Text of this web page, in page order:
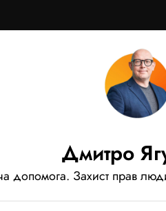
Дмитро
допомога. Захист прав